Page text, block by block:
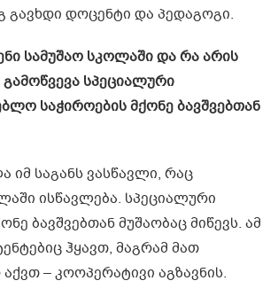
გავხდი დოცენტი და პედაგოგი.
სამუშაო სკოლაში და რა არის
სპეციალური
საჭიროების მქონე ბავშვებთან
იმ საგანს ვასწავლი, რაც
ისწავლება. სპეციალური
ბავშვებთან მუშაობაც მიწევს. ამ
ჰყავთ, მაგრამ მათ
– კოოპერატივი აგზავნის.